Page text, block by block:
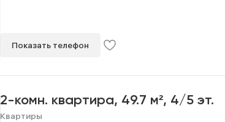
Показать телефон
2-комн. квартира, 49.7 м², 4/5 эт.
Квартиры